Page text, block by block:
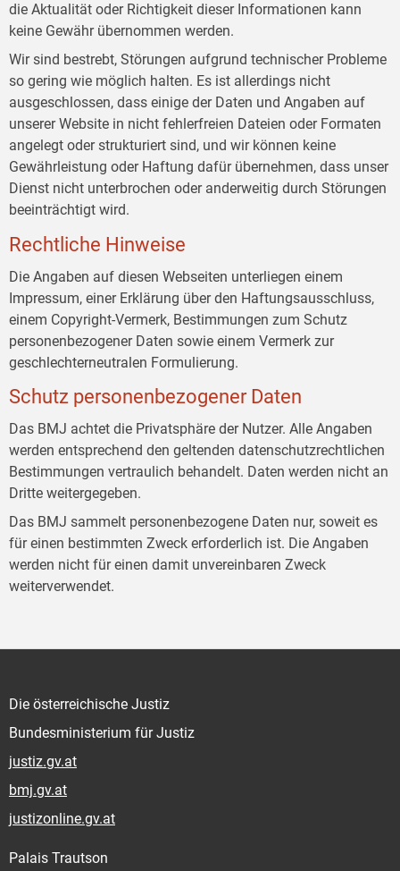
die Aktualität oder Richtigkeit dieser Informationen kann
keine Gewähr übernommen werden.
Wir sind bestrebt, Störungen aufgrund technischer Probleme
so gering wie möglich halten. Es ist allerdings nicht
ausgeschlossen, dass einige der Daten und Angaben auf
unserer Website in nicht fehlerfreien Dateien oder Formaten
angelegt oder strukturiert sind, und wir können keine
Gewährleistung oder Haftung dafür übernehmen, dass unser
Dienst nicht unterbrochen oder anderweitig durch Störungen
beeinträchtigt wird.
Rechtliche Hinweise
Die Angaben auf diesen Webseiten unterliegen einem
Impressum, einer Erklärung über den Haftungsausschluss,
einem Copyright-Vermerk, Bestimmungen zum Schutz
personenbezogener Daten sowie einem Vermerk zur
geschlechterneutralen Formulierung.
Schutz personenbezogener Daten
Das BMJ achtet die Privatsphäre der Nutzer. Alle Angaben
werden entsprechend den geltenden datenschutzrechtlichen
Bestimmungen vertraulich behandelt. Daten werden nicht an
Dritte weitergegeben.
Das BMJ sammelt personenbezogene Daten nur, soweit es
für einen bestimmten Zweck erforderlich ist. Die Angaben
werden nicht für einen damit unvereinbaren Zweck
weiterverwendet.
Die österreichische Justiz
Bundesministerium für Justiz
justiz.gv.at
bmj.gv.at
justizonline.gv.at
Palais Trautson